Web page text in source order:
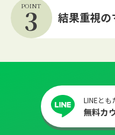
POINT
3 結果重視
LINEとも
無料カ